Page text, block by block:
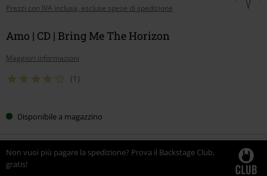
Prezzi con IVA inclusa, escluse spese di spedizione
Amo | CD | Bring Me The Horizon
Maggiori informazioni
(1)
Disponibile a magazzino
Non vuoi più pagare la spedizione? Prova il Backstage Club,
gratis!